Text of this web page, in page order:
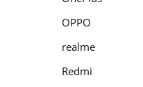
OPPO
realme
Redmi